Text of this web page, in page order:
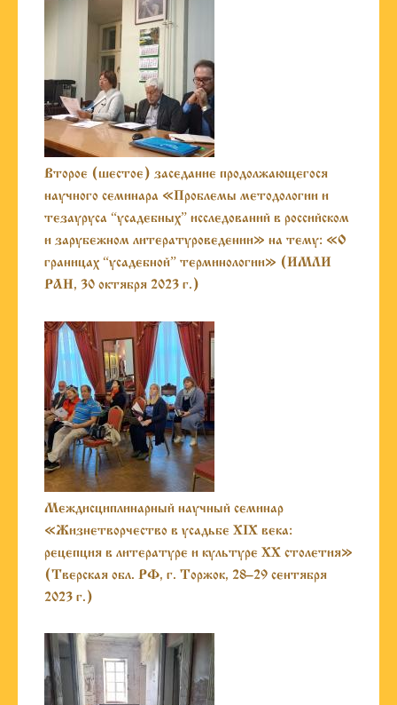
Второе (шестое) заседание продолжающегося
научного семинара «Проблемы методологии и
тезауруса “усадебных” исследований в российском
и зарубежном литературоведении» на тему: «О
границах “усадебной” терминологии» (ИМЛИ
РАН, 30 октября 2023 г.)
Междисциплинарный научный семинар
«Жизнетворчество в усадьбе XIX века:
рецепция в литературе и культуре XX столетия»
(Тверская обл. РФ, г. Торжок, 28–29 сентября
2023 г.)